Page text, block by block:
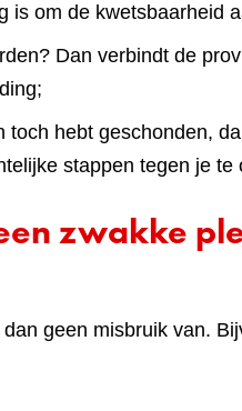
is om de kwetsbaarheid
Dan verbindt de
hebt geschonden,
stappen tegen je te
zwakke
geen misbruik van.